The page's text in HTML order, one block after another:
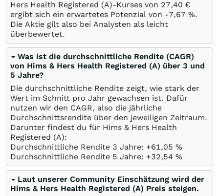
Hers Health Registered (A)-Kurses von 27,40 €
ergibt sich ein erwartetes Potenzial von -7,67 %.
Die Aktie gilt also bei Analysten als leicht
überbewertet.
Was ist die durchschnittliche Rendite (CAGR)
von Hims & Hers Health Registered (A) über 3 und
5 Jahre?
Die durchschnittliche Rendite zeigt, wie stark der
Wert im Schnitt pro Jahr gewachsen ist. Dafür
nutzen wir den CAGR, also die jährliche
Durchschnittsrendite über den jeweiligen Zeitraum.
Darunter findest du für Hims & Hers Health
Registered (A):
Durchschnittliche Rendite 3 Jahre: +61,05 %
Durchschnittliche Rendite 5 Jahre: +32,54 %
Laut unserer Community Einschätzung wird der
Hims & Hers Health Registered (A) Preis steigen.